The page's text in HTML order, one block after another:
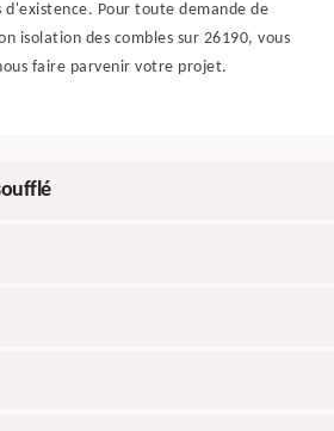
d'existence. Pour toute demande de
isolation des combles sur 26190, vous
faire parvenir votre projet.